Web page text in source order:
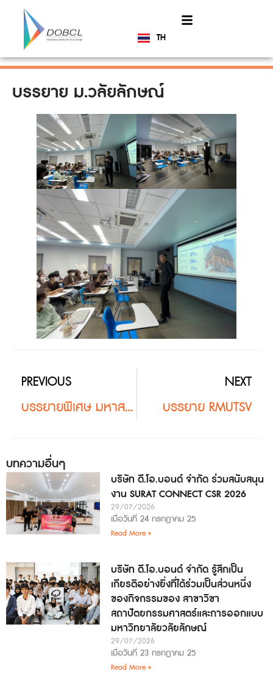
TH
EN
บรรยาย ม.วลัยลักษณ์
PREVIOUS
บรรยายพิเศษ มหาสารคาม
NEXT
บรรยาย RMUTSV
บทความอื่นๆ
บริษัท ดี.โอ.บอนด์ จำกัด ร่วมสนับสนุน
งาน SURAT CONNECT CSR 2026
29/07/2026
เมื่อวันที่ 24 กรกฎาคม 25
Read More »
บริษัท ดี.โอ.บอนด์ จำกัด รู้สึกเป็น
เกียรติอย่างยิ่งที่ได้ร่วมเป็นส่วนหนึ่ง
ของกิจกรรมของ สาขาวิชา
สถาปัตยกรรมศาสตร์และการออกแบบ
มหาวิทยาลัยวลัยลักษณ์
29/07/2026
เมื่อวันที่ 23 กรกฎาคม 25
Read More »